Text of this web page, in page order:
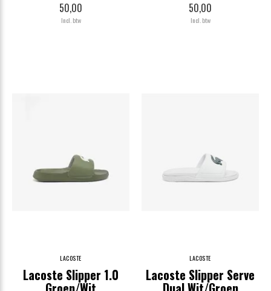
50,00
Incl. btw
50,00
Incl. btw
LACOSTE
Lacoste Slipper 1.0
LACOSTE
Lacoste Slipper Serve